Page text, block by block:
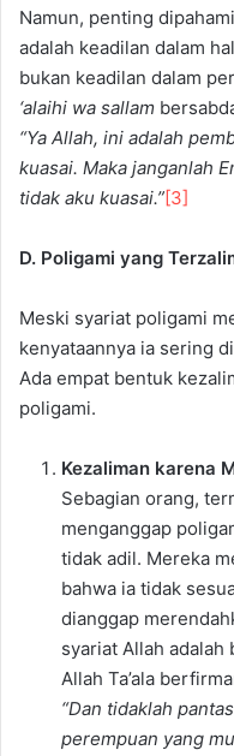
Namun, penting
adalah keadilan dalam
bukan keadilan dalam
‘alaihi wa sallam
“Ya Allah, ini adalah
kuasai. Maka janganlah
tidak aku kuasai.”[3]
D. Poligami yang
Meski syariat poligami
kenyataannya ia sering
Ada empat bentuk
poligami.
Kezaliman karena
Sebagian orang,
menganggap
tidak adil. Mereka
bahwa ia tidak
dianggap
syariat Allah adalah
Allah Ta’ala
“Dan tidaklah
perempuan yang